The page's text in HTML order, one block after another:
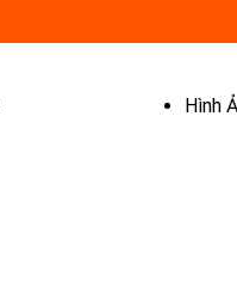
Hình